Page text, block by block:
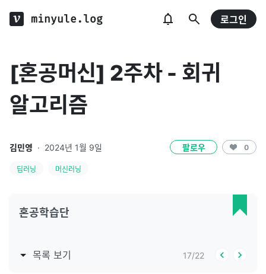
minyule.log 로그인
[혼공머신] 2주차 - 회귀
알고리즘
김민영 · 2024년 1월 9일 팔로우 0
딥러닝 머신러닝
혼공학습단
목록 보기 17/22